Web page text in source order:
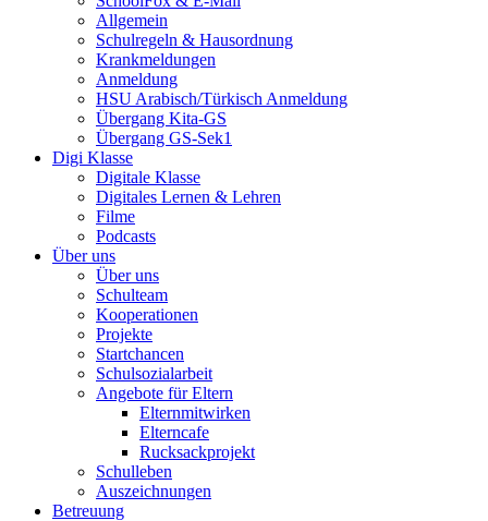
Allgemein
Schulregeln & Hausordnung
Krankmeldungen
Anmeldung
HSU Arabisch/Türkisch Anmeldung
Übergang Kita-GS
Übergang GS-Sek1
Digi Klasse
Digitale Klasse
Digitales Lernen & Lehren
Filme
Podcasts
Über uns
Über uns
Schulteam
Kooperationen
Projekte
Startchancen
Schulsozialarbeit
Angebote für Eltern
Elternmitwirken
Elterncafe
Rucksackprojekt
Schulleben
Auszeichnungen
Betreuung